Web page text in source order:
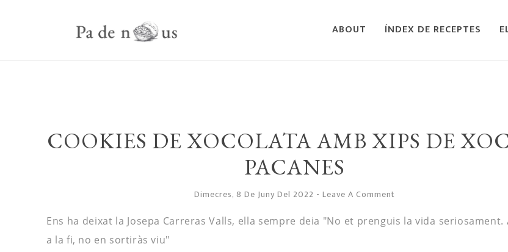
ABOUT ÍNDEX DE RECEPTES
COOKIES DE XOCOLATA AMB XIPS DE
PACANES
Dimecres, 8 De Juny Del 2022 - Leave A Comment
Ens ha deixat la Josepa Carreras Valls, ella sempre deia "No et prenguis la vida seriosament.
a la fi, no en sortiràs viu"